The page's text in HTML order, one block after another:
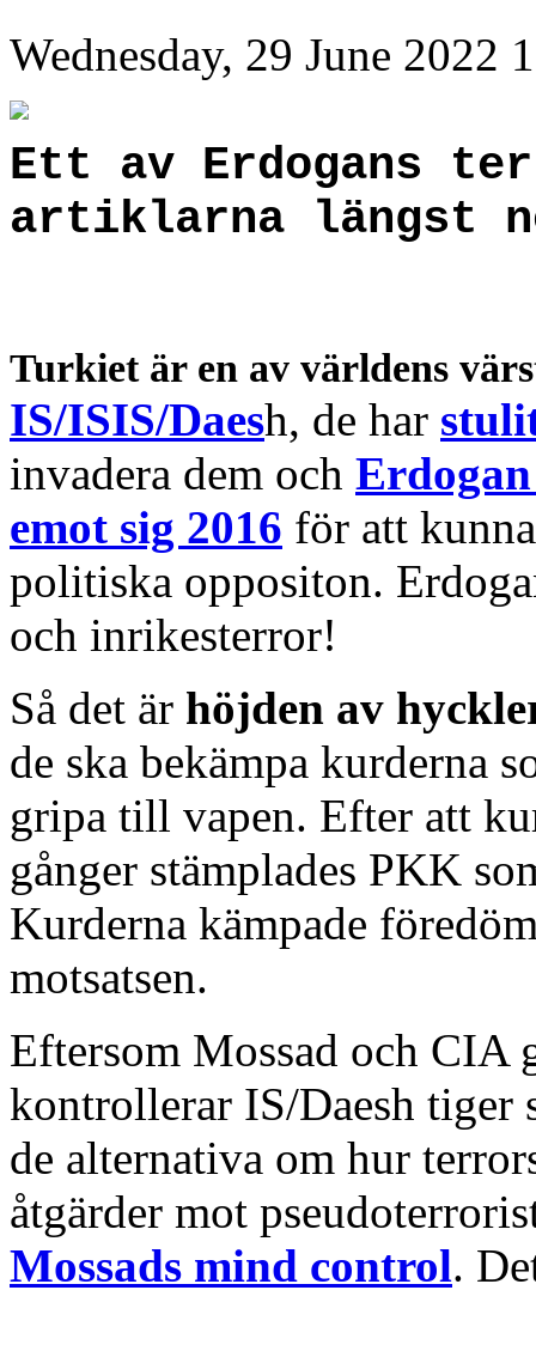
Wednesday, 29 June 2022
Ett av Erdogans
artiklarna längst
Turkiet är en av världens
IS/ISIS/Daesh, de har
invadera dem och
emot sig 2016 för att
politiska oppositon.
och inrikesterror!
Så det är höjden av
de ska bekämpa kurderna
gripa till vapen. Efter att
gånger stämplades PKK
Kurderna kämpade
motsatsen.
Eftersom Mossad och CIA
kontrollerar IS/Daesh tiger
de alternativa om hur
åtgärder mot
Mossads mind control.